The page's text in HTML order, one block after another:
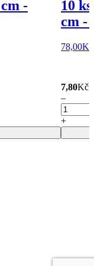
-
10
cm -
78,00Kč
7,80Kč
–
+